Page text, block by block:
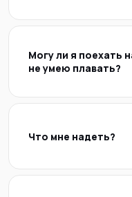
Могу ли я поехать
не умею плавать?
Что мне надеть?